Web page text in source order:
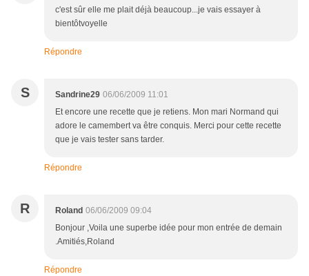
c'est sûr elle me plait déjà beaucoup...je vais essayer à
bientôtvoyelle
Répondre
S Sandrine29 06/06/2009 11:01
Et encore une recette que je retiens. Mon mari Normand qui
adore le camembert va être conquis. Merci pour cette recette
que je vais tester sans tarder.
Répondre
R Roland 06/06/2009 09:04
Bonjour ,Voila une superbe idée pour mon entrée de demain
.Amitiés,Roland
Répondre